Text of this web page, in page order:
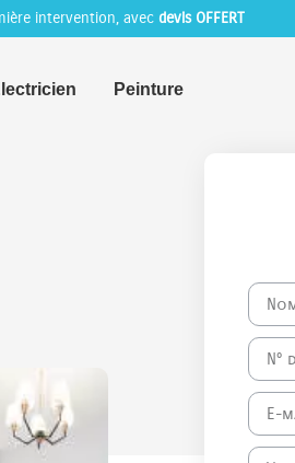
intervention, avec devis OFFERT
Peinture